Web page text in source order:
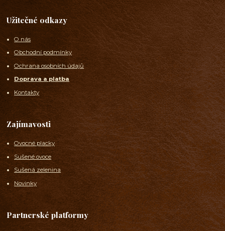
Užitečné odkazy
O nás
Obchodní podmínky
Ochrana osobních údajů
Doprava a platba
Kontakty
Zajímavosti
Ovocné placky
Sušené ovoce
Sušená zelenina
Novinky
Partnerské platformy